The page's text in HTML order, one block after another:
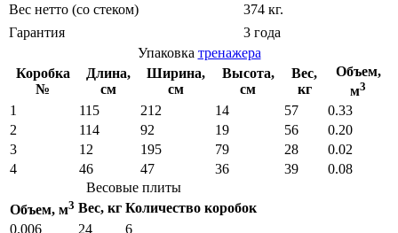
Вес нетто (со стеком)
374 кг.
Гарантия
3 года
Упаковка тренажера
Коробка
№
Длина,
см
Ширина,
см
Высота,
см
Вес,
кг
Объем,
м3
1 115 212 14 57
0.33
2
114 92 19 56
0.20
3
12 195 79 28
0.02
4
46 47 36 39
0.08
Весовые плиты
Объем, м3 Вес, кг Количество коробок
0.006
24 6